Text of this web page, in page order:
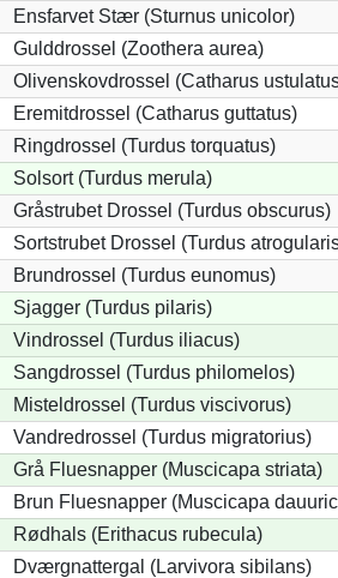
Ensfarvet Stær (Sturnus unicolor)
Gulddrossel (Zoothera aurea)
Olivenskovdrossel (Catharus
Eremitdrossel (Catharus guttatus)
Ringdrossel (Turdus torquatus)
Solsort (Turdus merula)
Gråstrubet Drossel (Turdus obscurus)
Sortstrubet Drossel (Turdus
Brundrossel (Turdus eunomus)
Sjagger (Turdus pilaris)
Vindrossel (Turdus iliacus)
Sangdrossel (Turdus philomelos)
Misteldrossel (Turdus viscivorus)
Vandredrossel (Turdus migratorius)
Grå Fluesnapper (Muscicapa striata)
Brun Fluesnapper (Muscicapa
Rødhals (Erithacus rubecula)
Dværgnattergal (Larvivora sibilans)